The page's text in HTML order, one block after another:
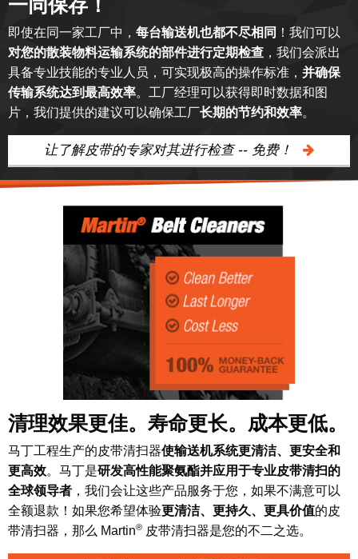
一同保存！
即使在同一家工厂中， 每台输送机也都不尽相同 ！我们可以
对您的散装物料运输系统的部件进行定期检查 ，我们会派出
具备专业技能的专业人员，可实现极高的操作标准， 并确保
传输系统达到最高效率。工厂经理可以获得即时数据和图
片，我们提供的建议可以确保工厂长期的节约和效率。
让了解皮带的专家对其进行检查 -- 免费！
清理效果更佳。寿命更长。成本更低。
马丁工程生产的皮带清扫器使输送机系统更清洁、更安全和
更高效。马丁是研发高性能聚氨酯并应用于专业皮带清扫的
全球领导者 ，我们会让这些产品服务于您，如果不满意可以
全额退款！如果您希望体验更清洁、更持久、更具价值的皮
带清扫器，那么 Martin® 皮带清扫器是您的不二之选。